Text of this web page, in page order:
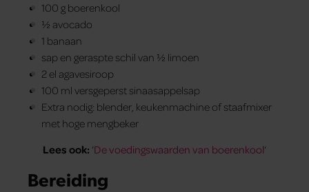
100 g boerenkool
½ avocado
1 banaan
sap en geraspte schil van ½ limoen
2 el agavesiroop
100 ml versgeperst sinaasappelsap
Extra nodig: blender, keukenmachine of staafmixer
met hoge mengbeker
Lees ook: ‘De voedingswaarden van boerenkool‘
Bereiding